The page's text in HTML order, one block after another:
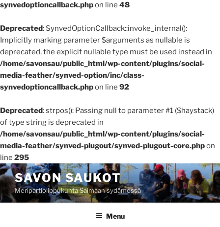
synvedoptioncallback.phpon line 48
Deprecated: SynvedOptionCallback::invoke_internal():
Implicitly marking parameter $arguments as nullable is
deprecated, the explicit nullable type must be used instead in
/home/savonsau/public_html/wp-content/plugins/social-
media-feather/synved-option/inc/class-
synvedoptioncallback.phpon line 92
Deprecated: strpos(): Passing null to parameter #1 ($haystack)
of type string is deprecated in
/home/savonsau/public_html/wp-content/plugins/social-
media-feather/synved-plugout/synved-plugout-core.phpon
line 295
Skip
to
content
SAVON SAUKOT
Meripartiolippukunta Saimaan sydämessä
Menu